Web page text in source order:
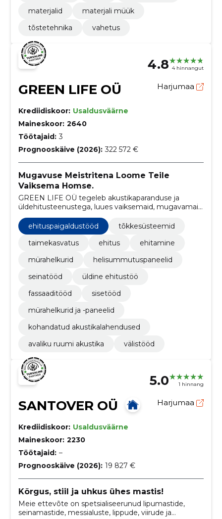
materjalid
materjali müük
tõstetehnika
vahetus
4.8 4 hinnangut
GREEN LIFE OÜ Harjumaa
Krediidiskoor: Usaldusväärne
Maineskoor: 2640
Töötajaid: 3
Prognooskäive (2026): 322 572 €
Mugavuse Meistritena Loome Teile
Vaiksema Homse.
GREEN LIFE OÜ tegeleb akustikaparanduse ja
üldehitusteenustega, luues vaiksemaid, mugavamaid
ja kvaliteetseid elu- ja töökeskkondi.
ehituspaigaldustööd
tõkkesüsteemid
taimekasvatus
ehitus
ehitamine
mürahelkurid
helisummutuspaneelid
seinatööd
üldine ehitustöö
fassaaditööd
sisetööd
mürahelkurid ja -paneelid
kohandatud akustikalahendused
avaliku ruumi akustika
välistööd
5.0 1 hinnang
SANTOVER OÜ Harjumaa
Krediidiskoor: Usaldusväärne
Maineskoor: 2230
Töötajaid: –
Prognooskäive (2026): 19 827 €
Kõrgus, stiil ja uhkus ühes mastis!
Meie ettevõte on spetsialiseerunud lipumastide,
seinamastide, messialuste, lippude, viirude ja